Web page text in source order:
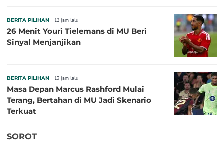
BERITA PILIHAN 12 jam lalu
26 Menit Youri Tielemans di MU Beri
Sinyal Menjanjikan
BERITA PILIHAN 13 jam lalu
Masa Depan Marcus Rashford Mulai
Terang, Bertahan di MU Jadi Skenario
Terkuat
SOROT